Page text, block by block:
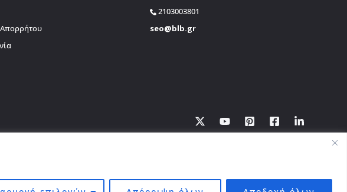
Απορρήτου
2103003801
seo@blb.gr
ή διασκευή ή απόδοση του περιεχομένου του παρόντος διαδικτυακού τόπου